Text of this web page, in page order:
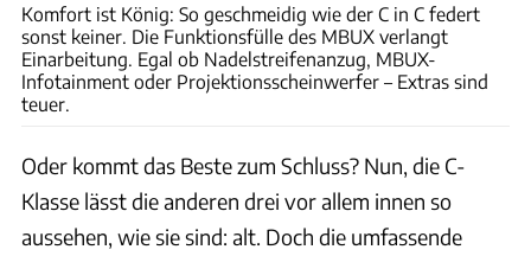
Komfort ist König: So geschmeidig wie der C in C federt
sonst keiner. Die Funktionsfülle des MBUX verlangt
Einarbeitung. Egal ob Nadelstreifenanzug, MBUX-
Infotainment oder Projektionsscheinwerfer – Extras sind
teuer.
Oder kommt das Beste zum Schluss? Nun, die C-
Klasse lässt die anderen drei vor allem innen so
aussehen, wie sie sind: alt. Doch die umfassende